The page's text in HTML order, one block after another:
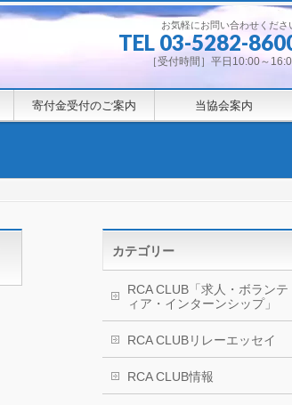
お気軽にお問い合わせくださ
TEL 03-5282-
［受付時間］平日10:00～
寄付金受付のご案内 当協会案内
カテゴリー
RCA CLUB「求人・ボランテ
ィア・インターンシップ」
RCA CLUBリレーエッセイ
RCA CLUB情報